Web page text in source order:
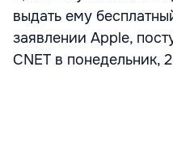
выдать ему
заявлении Apple,
CNET в понедельник,